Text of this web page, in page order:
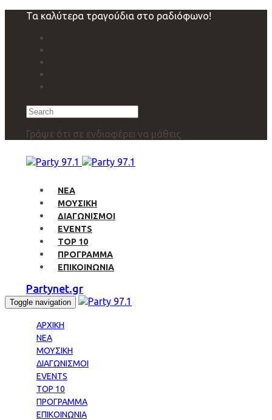
navigation
Τα καλύτερα τραγούδια στο ραδιόφωνο!
Search
Γράψε ότι σε ενδιαφέρει να μάθεις
ΝΕΑ
ΜΟΥΣΙΚΗ
ΔΙΑΓΩΝΙΣΜΟΙ
EVENTS
TOP 10
ΠΡΟΓΡΑΜΜΑ
ΕΠΙΚΟΙΝΩΝΙΑ
Partynet.gr
Toggle navigation
ΑΡΧΙΚΗ
ΝΕΑ
ΜΟΥΣΙΚΗ
ΔΙΑΓΩΝΙΣΜΟΙ
EVENTS
TOP 10
ΠΡΟΓΡΑΜΜΑ
ΕΠΙΚΟΙΝΩΝΙΑ